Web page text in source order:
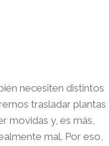
necesiten distintos
trasladar plantas
movidas y, es más,
mal. Por eso,